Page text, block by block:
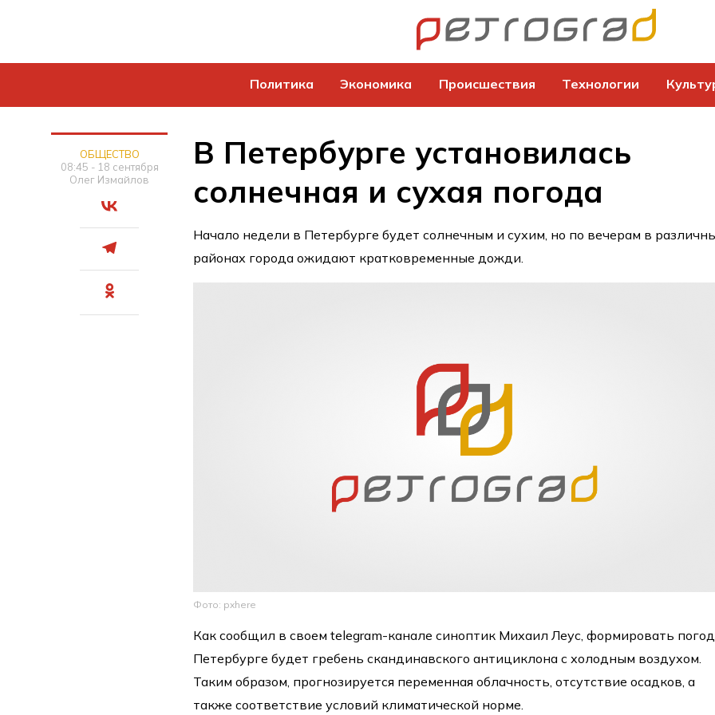
Политика Экономика Происшествия Технологии
ОБЩЕСТВО
08:45 - 18 сентября
Олег Измайлов
В Петербурге установилась
солнечная и сухая погода
Начало недели в Петербурге будет солнечным и сухим, но по вечерам в
районах города ожидают кратковременные дожди.
Фото: pxhere
Как сообщил в своем telegram-канале синоптик Михаил Леус, формировать
Петербурге будет гребень скандинавского антициклона с холодным воздухом.
Таким образом, прогнозируется переменная облачность, отсутствие осадков, а
также соответствие условий климатической норме.